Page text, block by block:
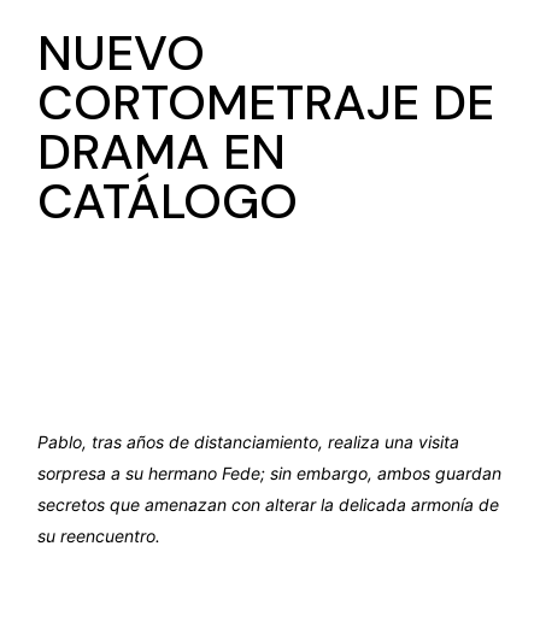
NUEVO
CORTOMETRAJE DE
DRAMA EN
CATÁLOGO
Pablo, tras años de distanciamiento, realiza una visita
sorpresa a su hermano Fede; sin embargo, ambos guardan
secretos que amenazan con alterar la delicada armonía de
su reencuentro.